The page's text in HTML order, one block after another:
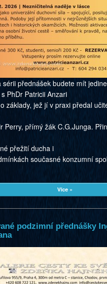
sérii přednášek budete mít
PhDr Patricii Anzari
základy, jež jí v praxi předal
Perry, přímý žák C.G.Junga.
přežití ducha i
současné konzumní
Více »
podzimní přednášky